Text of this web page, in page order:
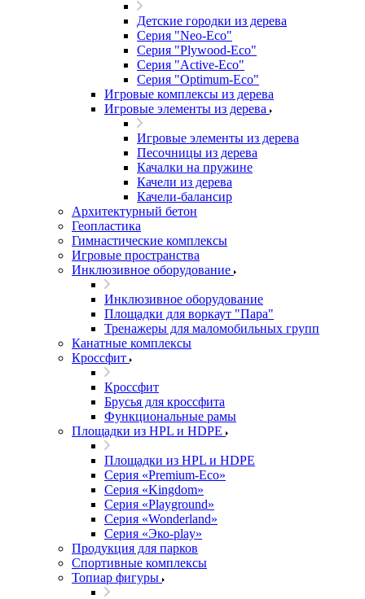
Детские городки из дерева
Серия "Neo-Eco"
Серия "Plywood-Eco"
Серия "Active-Eco"
Серия "Оptimum-Еco"
Игровые комплексы из дерева
Игровые элементы из дерева
Игровые элементы из дерева
Песочницы из дерева
Качалки на пружине
Качели из дерева
Качели-балансир
Архитектурный бетон
Геопластика
Гимнастические комплексы
Игровые пространства
Инклюзивное оборудование
Инклюзивное оборудование
Площадки для воркаут "Пара"
Тренажеры для маломобильных групп
Канатные комплексы
Кроссфит
Кроссфит
Брусья для кроссфита
Функциональные рамы
Площадки из HPL и HDPE
Площадки из HPL и HDPE
Серия «Premium-Eco»
Серия «Kingdom»
Серия «Playground»
Серия «Wonderland»
Серия «Эко-play»
Продукция для парков
Спортивные комплексы
Топиар фигуры